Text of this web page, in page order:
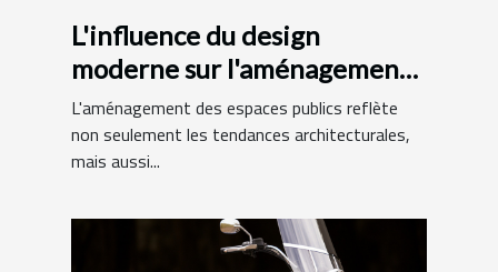
L'influence du design
moderne sur l'aménagement
des bibliothèques
municipales
L'aménagement des espaces publics reflète
non seulement les tendances architecturales,
mais aussi...